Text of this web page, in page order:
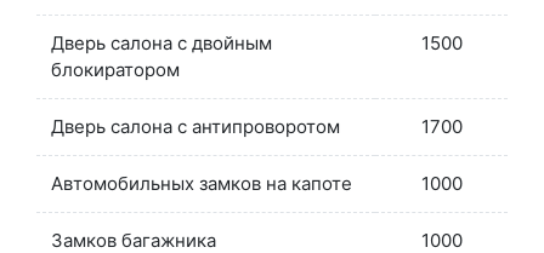
Дверь салона с двойным
блокиратором
1500
Дверь салона с антипроворотом 1700
Автомобильных замков на капоте 1000
Замков багажника 1000